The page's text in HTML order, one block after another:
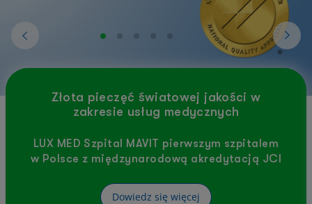
Złota pieczęć światowej jakości w
zakresie usług medycznych
LUX MED Szpital MAVIT pierwszym szpitalem
w Polsce z międzynarodową akredytacją JCI
Dowiedz się więcej